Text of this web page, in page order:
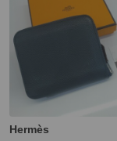
Hermès